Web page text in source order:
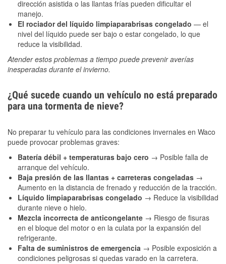
dirección asistida o las llantas frías pueden dificultar el
manejo.
El rociador del líquido limpiaparabrisas congelado — el
nivel del líquido puede ser bajo o estar congelado, lo que
reduce la visibilidad.
Atender estos problemas a tiempo puede prevenir averías
inesperadas durante el invierno.
¿Qué sucede cuando un vehículo no está preparado
para una tormenta de nieve?
No preparar tu vehículo para las condiciones invernales en Waco
puede provocar problemas graves:
Batería débil + temperaturas bajo cero → Posible falla de
arranque del vehículo.
Baja presión de las llantas + carreteras congeladas →
Aumento en la distancia de frenado y reducción de la tracción.
Líquido limpiaparabrisas congelado → Reduce la visibilidad
durante nieve o hielo.
Mezcla incorrecta de anticongelante → Riesgo de fisuras
en el bloque del motor o en la culata por la expansión del
refrigerante.
Falta de suministros de emergencia → Posible exposición a
condiciones peligrosas si quedas varado en la carretera.